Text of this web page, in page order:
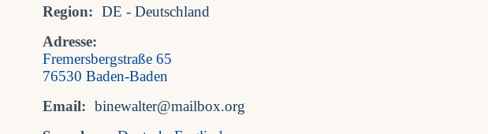
Region: DE - Deutschland
Adresse:
Fremersbergstraße 65
76530 Baden-Baden
Email: binewalter@mailbox.org